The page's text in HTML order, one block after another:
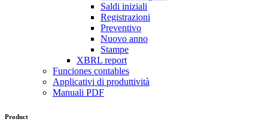
Saldi iniziali
Registrazioni
Preventivo
Nuovo anno
Stampe
XBRL report
Funciones contables
Applicativi di produttività
Manuali PDF
Product